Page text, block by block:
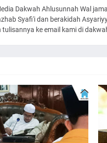
Dakwah Ahlusunnah Wal
Syafi'i dan berakidah
ke email kami di